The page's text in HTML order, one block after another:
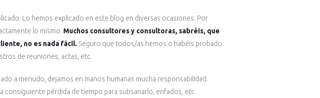
Lo hemos explicado en este blog en diversas ocasiones. Por
lo mismo. Muchos consultores y consultoras, sabréis, que
no es nada fácil. Seguro que todos/as hemos o habéis probado
de reuniones, actas, etc.
a menudo, dejamos en manos humanas mucha responsabilidad.
consiguiente pérdida de tiempo para subsanarlo, enfados, etc.